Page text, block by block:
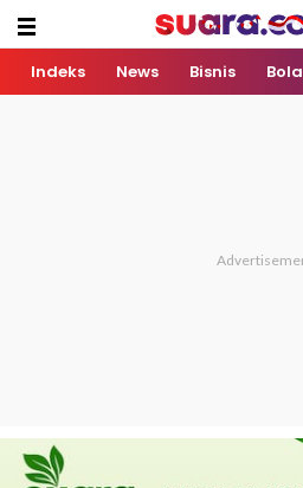
Indeks News Bisnis Bola